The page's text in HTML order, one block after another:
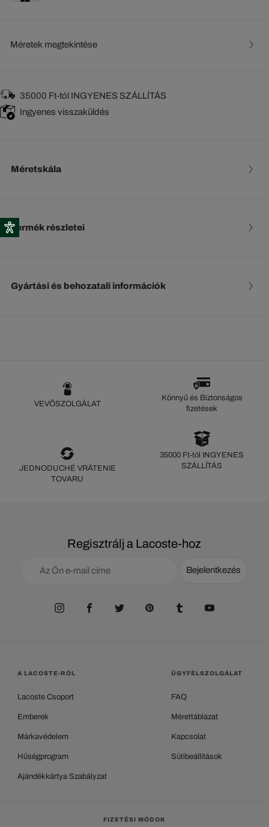
Méretek megtekintése
35000 Ft-tól INGYENES SZÁLLÍTÁS
Ingyenes visszaküldés
Méretskála
Termék részletei
Gyártási és behozatali információk
VEVŐSZOLGÁLAT
Könnyű és Biztonságos
fizetések
JEDNODUCHÉ VRÁTENIE
TOVARU
35000 Ft-tól INGYENES
SZÁLLÍTÁS
Regisztrálj a Lacoste-hoz
Bejelentkezés
A LACOSTE-RÓL
Lacoste Csoport
Emberek
Márkavédelem
Hűségprogram
Ajándékkártya Szabályzat
ÜGYFÉLSZOLGÁLAT
FAQ
Mérettáblázat
Kapcsolat
Sütibeállítások
FIZETÉSI MÓDOK